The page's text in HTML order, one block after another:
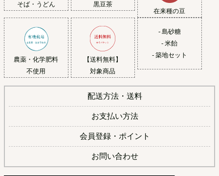
そば・うどん
黒豆茶
在来種の豆
農薬・化学肥料
不使用
【送料無料】
対象商品
- 島砂糖
- 米飴
- 築地セット
配送方法・送料
お支払い方法
会員登録・ポイント
お問い合わせ